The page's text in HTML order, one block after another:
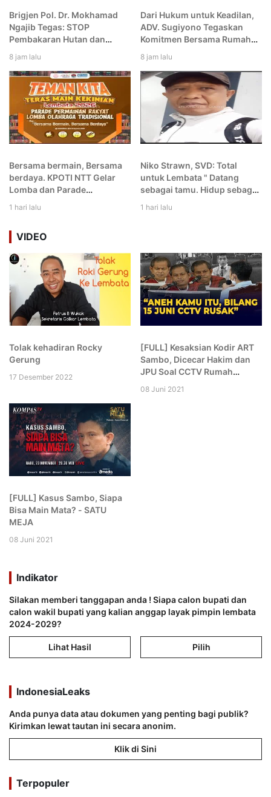
Brigjen Pol. Dr. Mokhamad
Ngajib Tegas: STOP
Pembakaran Hutan dan
Generasi Bangsa!
8 jam lalu
Dari Hukum untuk Keadilan,
ADV. Sugiyono Tegaskan
Komitmen Bersama Rumah
8 jam lalu
Bersama bermain, Bersama
berdaya. KPOTI NTT Gelar
Lomba dan Parade
1 hari lalu
Niko Strawn, SVD: Total
untuk Lembata " Datang
sebagai tamu. Hidup sebagai
1 hari lalu
VIDEO
Tolak kehadiran Rocky
Gerung
17 Desember 2022
[FULL] Kesaksian Kodir ART
Sambo, Dicecar Hakim dan
JPU Soal CCTV Rumah
08 Juni 2021
[FULL] Kasus Sambo, Siapa
Bisa Main Mata? - SATU
MEJA
08 Juni 2021
Indikator
Silakan memberi tanggapan anda ! Siapa calon bupati dan
calon wakil bupati yang kalian anggap layak pimpin lembata
2024-2029?
Lihat Hasil Pilih
IndonesiaLeaks
Anda punya data atau dokumen yang penting bagi publik?
Kirimkan lewat tautan ini secara anonim.
Klik di Sini
Terpopuler